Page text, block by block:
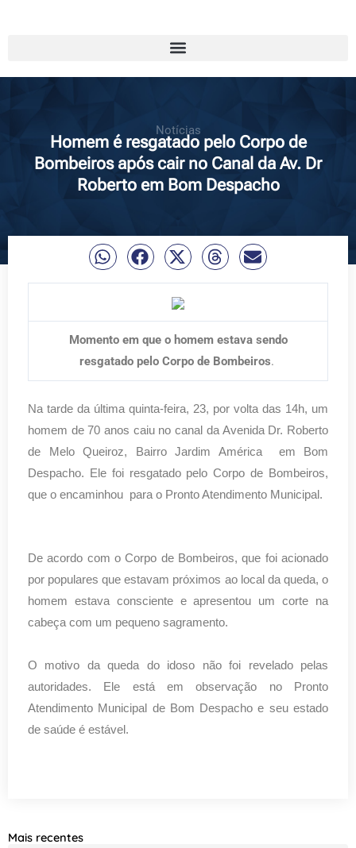
Notícias
Homem é resgatado pelo Corpo de
Bombeiros após cair no Canal da Av. Dr
Roberto em Bom Despacho
Momento em que o homem estava sendo
resgatado pelo Corpo de Bombeiros.
Na tarde da última quinta-feira, 23, por volta das 14h, um
homem de 70 anos caiu no canal da Avenida Dr. Roberto
de Melo Queiroz, Bairro Jardim América em Bom
Despacho. Ele foi resgatado pelo Corpo de Bombeiros,
que o encaminhou para o Pronto Atendimento Municipal.
De acordo com o Corpo de Bombeiros, que foi acionado
por populares que estavam próximos ao local da queda, o
homem estava consciente e apresentou um corte na
cabeça com um pequeno sagramento.
O motivo da queda do idoso não foi revelado pelas
autoridades. Ele está em observação no Pronto
Atendimento Municipal de Bom Despacho e seu estado
de saúde é estável.
Mais recentes